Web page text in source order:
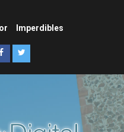
Imperdibles